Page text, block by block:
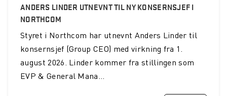
ANDERS LINDER UTNEVNT TIL NY KONSERNSJEF I
NORTHCOM
Styret i Northcom har utnevnt Anders Linder til
konsernsjef (Group CEO) med virkning fra 1.
august 2026. Linder kommer fra stillingen som
EVP & General Mana...